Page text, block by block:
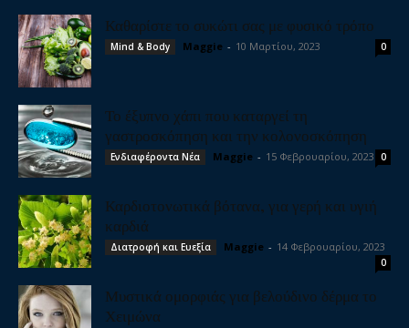
Καθαρίστε το συκώτι σας με φυσικό τρόπο
Mind & Body Maggie - 10 Μαρτίου, 2023 0
Το έξυπνο χάπι που καταργεί τη
γαστροσκόπηση και την κολονοσκόπηση
Ενδιαφέροντα Νέα Maggie - 15 Φεβρουαρίου, 2023 0
Καρδιοτονωτικά βότανα, για γερή και υγιή
καρδιά
Διατροφή και Ευεξία Maggie - 14 Φεβρουαρίου, 2023
0
Μυστικά ομορφιάς για βελούδινο δέρμα το
Χειμώνα